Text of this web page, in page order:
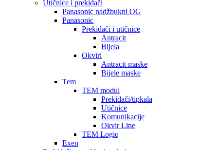
Utičnice i prekidači
Panasonic nadžbukni OG
Panasonic
Prekidači i utičnice
Antracit
Bijela
Okviri
Antracit maske
Bijele maske
Tem
TEM modul
Prekidači/tipkala
Utičnice
Komunikacije
Okvir Line
TEM Logiq
Exen